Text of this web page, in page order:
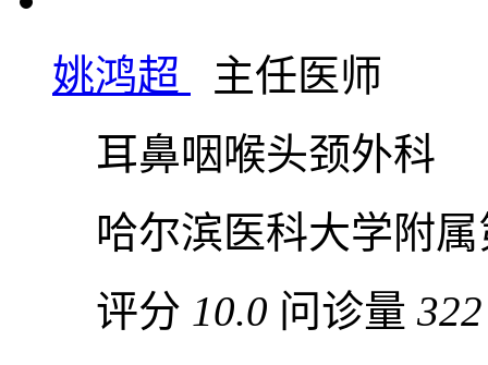
姚鸿超
主任医师
耳鼻咽喉头颈外科
哈尔滨医科大学附
评分 10.0 问诊量 322